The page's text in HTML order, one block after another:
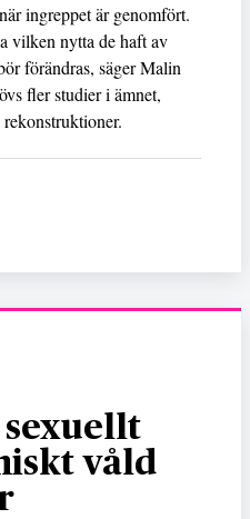
ingreppet är genomfört.
vilken nytta de haft av
förändras, säger Malin
fler studier i ämnet,
sexuellt
våld